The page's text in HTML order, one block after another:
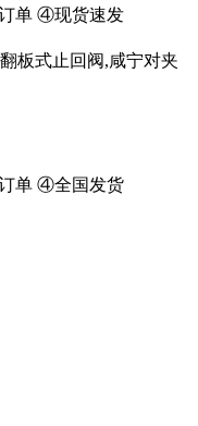
单 ④现货速发
单 ④全国发货